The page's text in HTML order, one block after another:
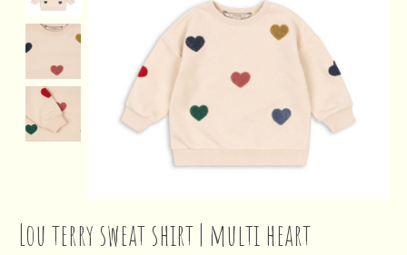
Lou terry sweat shirt | multi heart